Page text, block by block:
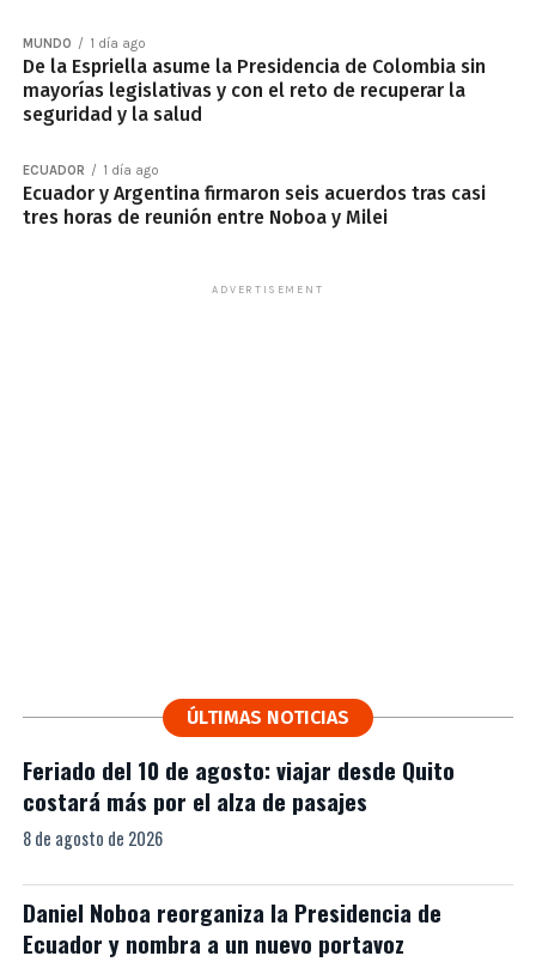
MUNDO 1 día ago
De la Espriella asume la Presidencia de Colombia sin
mayorías legislativas y con el reto de recuperar la
seguridad y la salud
ECUADOR 1 día ago
Ecuador y Argentina firmaron seis acuerdos tras casi
tres horas de reunión entre Noboa y Milei
ADVERTISEMENT
ÚLTIMAS NOTICIAS
Feriado del 10 de agosto: viajar desde Quito
costará más por el alza de pasajes
8 de agosto de 2026
Daniel Noboa reorganiza la Presidencia de
Ecuador y nombra a un nuevo portavoz